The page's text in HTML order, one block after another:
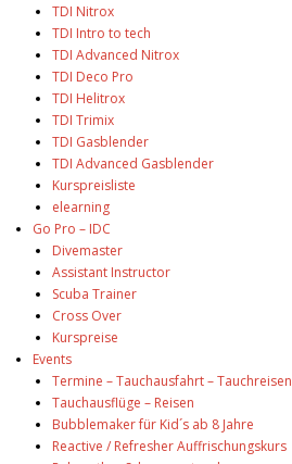
TDI Nitrox
TDI Intro to tech
TDI Advanced Nitrox
TDI Deco Pro
TDI Helitrox
TDI Trimix
TDI Gasblender
TDI Advanced Gasblender
Kurspreisliste
elearning
Go Pro – IDC
Divemaster
Assistant Instructor
Scuba Trainer
Cross Over
Kurspreise
Events
Termine – Tauchausfahrt – Tauchreisen
Tauchausflüge – Reisen
Bubblemaker für Kid´s ab 8 Jahre
Reactive / Refresher Auffrischungskurs